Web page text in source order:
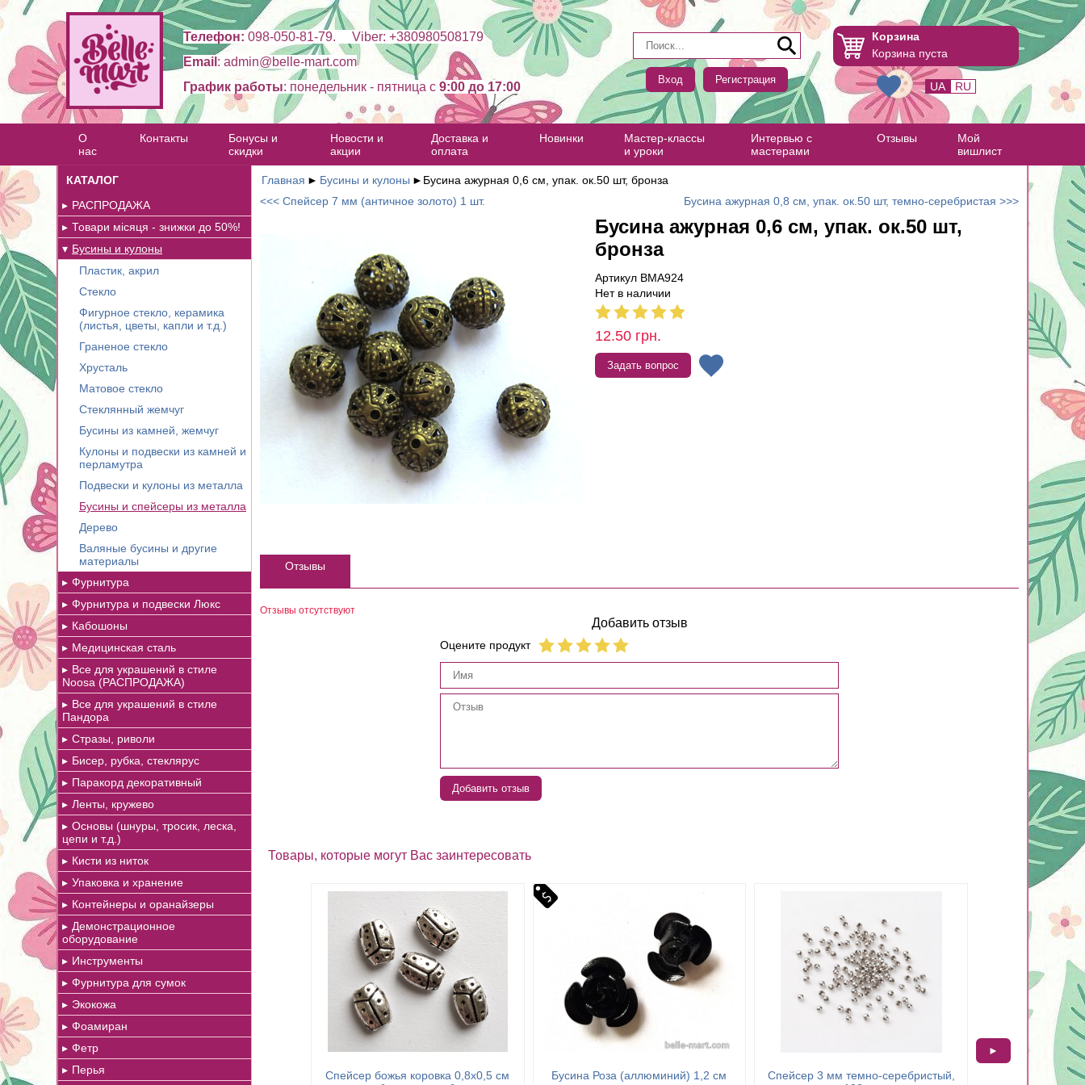
Телефон: 098-050-81-79. Viber: +380980508179
Email : admin@belle-mart.com
График работы: понедельник - пятница c 9:00 до 17:00
Вход Регистрация
Корзина
Корзина пуста
UA RU
О
нас
Контакты
Бонусы и
скидки
Новости и
акции
Доставка и
оплата
Новинки
Мастер-классы
и уроки
Интервью с
мастерами
Отзывы
Мой
вишлист
КАТАЛОГ
РАСПРОДАЖА
Товари місяця - знижки до 50%!
Бусины и кулоны
Пластик, акрил
Стекло
Фигурное стекло, керамика
(листья, цветы, капли и т.д.)
Граненое стекло
Хрусталь
Матовое стекло
Стеклянный жемчуг
Бусины из камней, жемчуг
Кулоны и подвески из камней и
перламутра
Подвески и кулоны из металла
Бусины и спейсеры из металла
Дерево
Валяные бусины и другие
материалы
Фурнитура
Фурнитура и подвески Люкс
Кабошоны
Медицинская сталь
Все для украшений в стиле
Noosa (РАСПРОДАЖА)
Все для украшений в стиле
Пандора
Стразы, риволи
Бисер, рубка, стеклярус
Паракорд декоративный
Ленты, кружево
Основы (шнуры, тросик, леска,
цепи и т.д.)
Кисти из ниток
Упаковка и хранение
Контейнеры и оранайзеры
Демонстрационное
оборудование
Инструменты
Фурнитура для сумок
Экокожа
Фоамиран
Фетр
Перья
Главная ► Бусины и кулоны ► Бусина ажурная 0,6 см, упак. ок.50 шт, бронза
<<< Спейсер 7 мм (античное золото) 1 шт.
Бусина ажурная 0,8 см, упак. ок.50 шт, темно-серебристая >>>
Бусина ажурная 0,6 см, упак. ок.50 шт,
бронза
Артикул BMA924
Нет в наличии
12.50 грн.
Задать вопрос
Отзывы
Отзывы отсутствуют
Добавить отзыв
Оцените продукт
Добавить отзыв
Товары, которые могут Вас заинтересовать
Спейсер божья коровка 0,8х0,5 см
Бусина Роза (аллюминий) 1,2 см
Спейсер 3 мм темно-серебристый,
Спейсер-
►